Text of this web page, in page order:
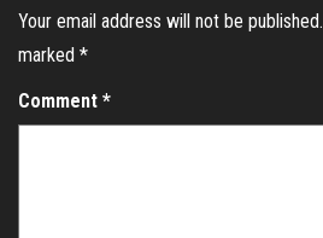
Your email address will not be published.
marked *
Comment *